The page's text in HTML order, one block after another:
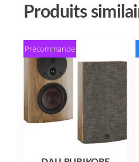
Produits
Précommande